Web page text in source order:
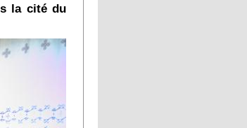
la cité du